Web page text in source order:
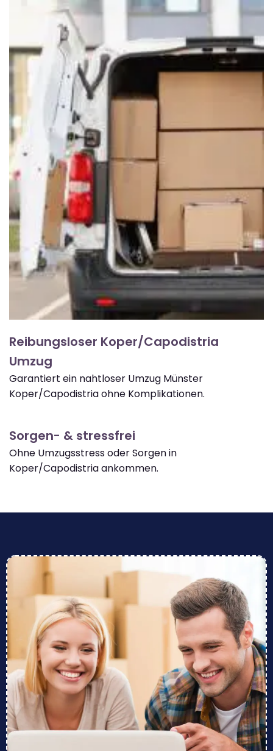
Reibungsloser Koper/Capodistria
Umzug
Garantiert ein nahtloser Umzug Münster
Koper/Capodistria ohne Komplikationen.
Sorgen- & stressfrei
Ohne Umzugsstress oder Sorgen in
Koper/Capodistria ankommen.